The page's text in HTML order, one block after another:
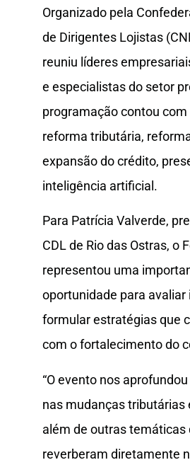
Organizado pela
de Dirigentes Lojistas
reuniu líderes
e especialistas do setor
programação contou
reforma tributária,
expansão do crédito,
inteligência artificial.
Para Patrícia Valverde,
CDL de Rio das Ostras, o
representou uma
oportunidade para avaliar
formular estratégias que
com o fortalecimento do
“O evento nos
nas mudanças tributárias
além de outras temáticas
reverberam diretamente